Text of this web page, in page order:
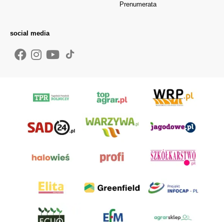
Prenumerata
social media